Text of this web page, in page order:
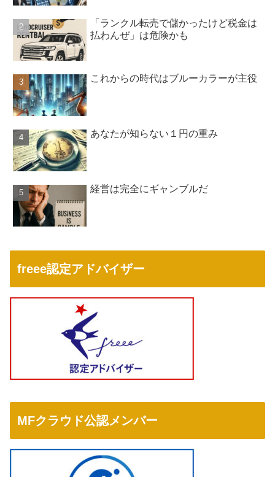
「ランクル転売で儲かったけど税金は
払わんぜ」は危険かも
これからの時代はブルーカラーが主役
あなたが知らない１円の重み
経営は完全にギャンブルだ
freee認定アドバイザー
MFクラウド公認メンバー